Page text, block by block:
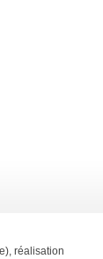
réalisation